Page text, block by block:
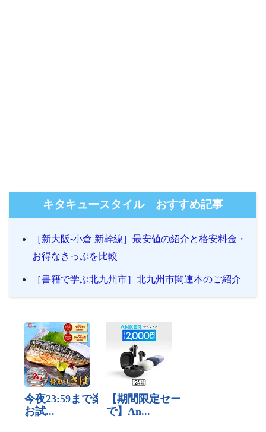
キタキュースタイル おすすめ記事
［新大阪-小倉 新幹線］最安値の紹介と格安料金・
お得なきっぷを比較
［書籍で学ぶ北九州市］北九州市関連本のご紹介